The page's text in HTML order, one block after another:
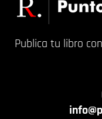
Publica tu libro